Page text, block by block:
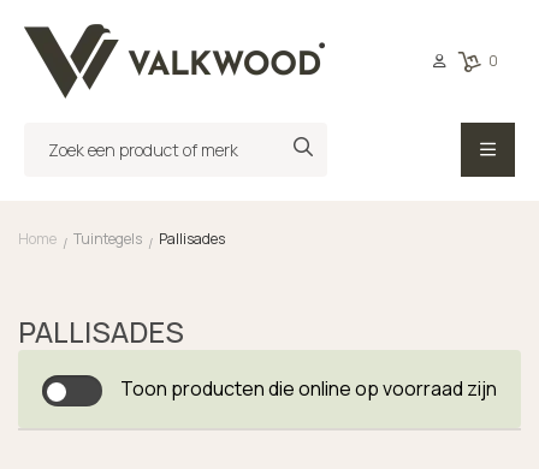
0
Home / Tuintegels / Pallisades
PALLISADES
Toon producten die online op voorraad zijn